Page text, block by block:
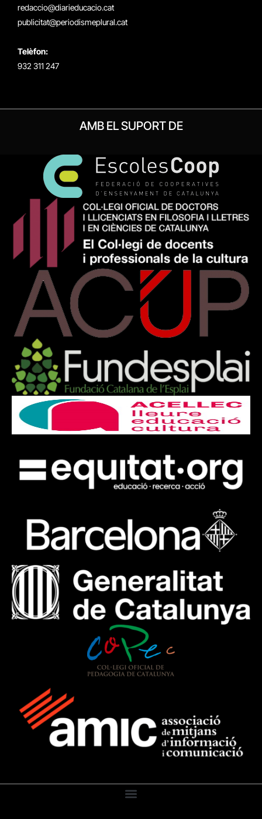
redaccio@diarieducacio.cat
publicitat@periodismeplural.cat
Telèfon:
932 311 247
AMB EL SUPORT DE